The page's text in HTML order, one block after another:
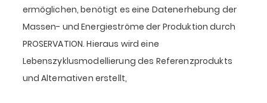
ermöglichen, benötigt es eine Datenerhebung der
Massen- und Energieströme der Produktion durch
PROSERVATION. Hieraus wird eine
Lebenszyklusmodellierung des Referenzprodukts
und Alternativen erstellt,